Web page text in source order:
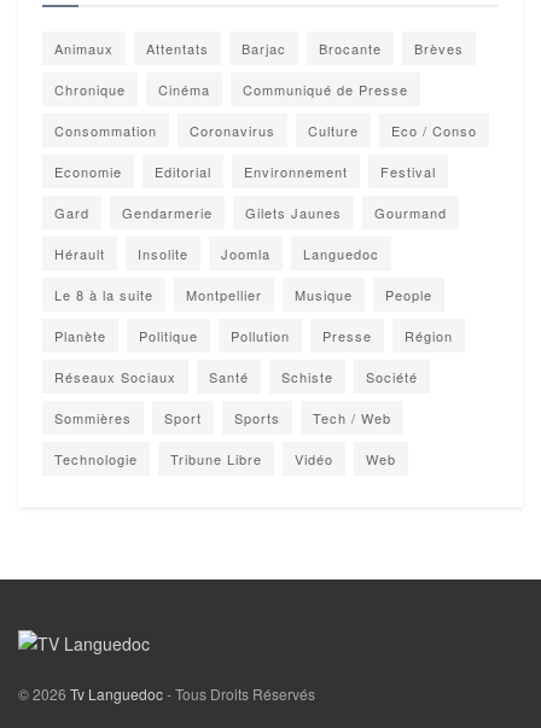
Animaux Attentats Barjac Brocante Brèves
Chronique Cinéma Communiqué de Presse
Consommation Coronavirus Culture Eco / Conso
Economie Editorial Environnement Festival
Gard Gendarmerie Gilets Jaunes Gourmand
Hérault Insolite Joomla Languedoc
Le 8 à la suite Montpellier Musique People
Planète Politique Pollution Presse Région
Réseaux Sociaux Santé Schiste Société
Sommières Sport Sports Tech / Web
Technologie Tribune Libre Vidéo Web
© 2026 Tv Languedoc- Tous Droits Réservés